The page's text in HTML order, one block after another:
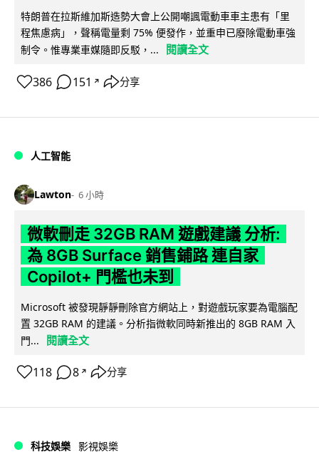
特朗普在拉斯維加斯造勢大會上公開嘲諷電動車車主患有「里
程焦慮病」，聲稱電量剩 75% 便發作，並重申已廢除電動車強
制令。惟專業車媒隨即反駁，...
閱讀全文
386 151 ↗ 分享
人工智能
Lawton 6 小時
微軟刪走 32GB RAM 遊戲建議 分析:
為 8GB Surface 銷售鋪路 連自家
Copilot+ 門檻也未到
Microsoft 被發現靜靜刪除官方網站上，對遊戲玩家要為電腦配
置 32GB RAM 的建議。分析指微軟同時新推出的 8GB RAM 入
門...
閱讀全文
118 8 ↗ 分享
科技娛樂 影視娛樂